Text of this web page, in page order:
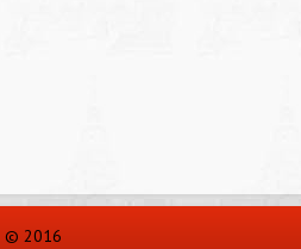
© 2016